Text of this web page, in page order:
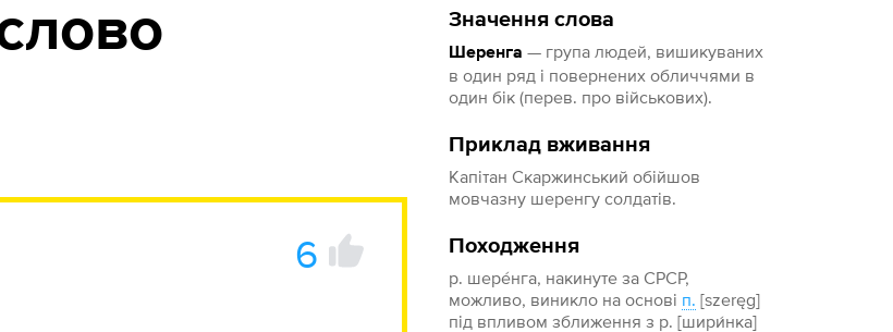
Значення слова
Шеренга — група людей, вишикуваних
в один ряд і повернених обличчями в
один бік (перев. про військових).
Приклад вживання
Капітан Скаржинський обійшов
мовчазну шеренгу солдатів.
Походження
р. шере́нга, накинуте за СРСР,
можливо, виникло на основі п. [szeręg]
під впливом зближення з р. [шири́нка]
6